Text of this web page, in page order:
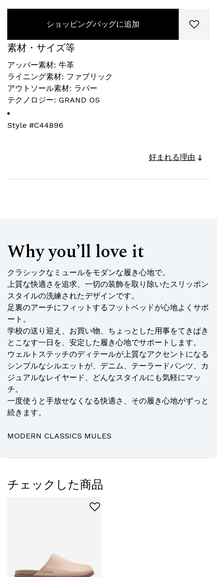
ショッピングバッグに追加
素材・サイズ等
アッパー素材: 牛革
ライニング素材: ファブリック
アウトソール素材: ラバー
テクノロジー: GRAND OS
Style #C44896
好まれる理由
Why you’ll love it
クラシックなミュールをモダンな履き心地で。
上質な快適さを追求、一切の装飾を取り除いたスリッポン
スタイルの洗練されたデザインです。
足裏のアーチにフィットするフットベッドが心地よくサポ
ート。
学校の送り迎え、お買い物、ちょっとした用事をてきぱき
とこなす一日を、安定した履き心地でサポートします。
ウェルトステッチのディテールが上質なアクセントになる
シンプルなシルエットが、デニム、テーラードパンツ、カ
ジュアルなレイヤード、どんなスタイルにも気軽にマッ
チ。
一度使うと手放せなくなる快適さ、その履き心地がずっと
続きます。
MODERN CLASSICS MULES
チェックした商品